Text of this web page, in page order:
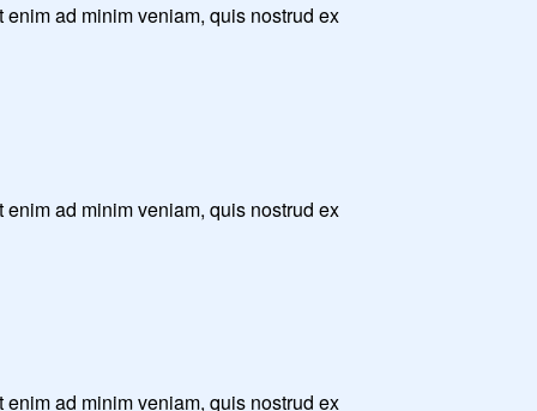
ad minim veniam, quis nostrud ex
ad minim veniam, quis nostrud ex
ad minim veniam, quis nostrud ex